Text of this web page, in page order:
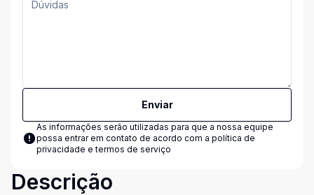
Enviar
As informações serão utilizadas para que a nossa equipe
possa entrar em contato de acordo com a política de
privacidade e termos de serviço
Descrição